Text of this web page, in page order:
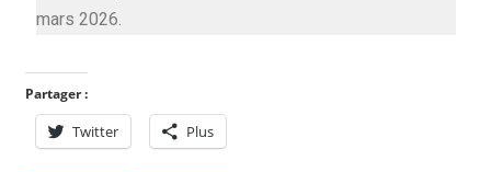
mars 2026.
Partager :
Twitter Plus